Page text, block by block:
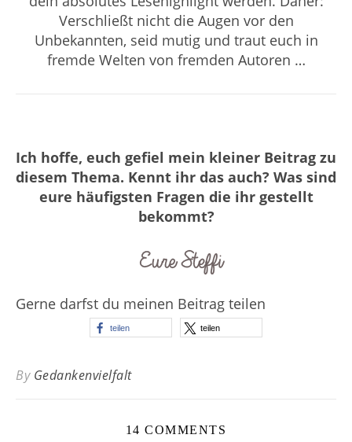
Verschließt nicht die Augen vor den
Unbekannten, seid mutig und traut euch in
fremde Welten von fremden Autoren …
Ich hoffe, euch gefiel mein kleiner Beitrag zu
diesem Thema. Kennt ihr das auch? Was sind
eure häufigsten Fragen die ihr gestellt
bekommt?
Gerne darfst du meinen Beitrag teilen
teilen teilen
By Gedankenvielfalt
14 COMMENTS